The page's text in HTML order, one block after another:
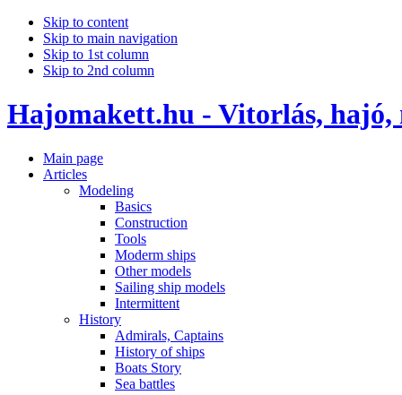
Skip to content
Skip to main navigation
Skip to 1st column
Skip to 2nd column
Hajomakett.hu - Vitorlás, hajó,
Main page
Articles
Modeling
Basics
Construction
Tools
Moderm ships
Other models
Sailing ship models
Intermittent
History
Admirals, Captains
History of ships
Boats Story
Sea battles